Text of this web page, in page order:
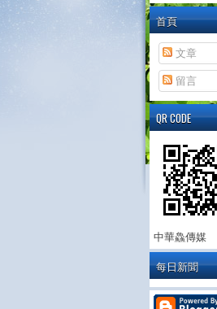
首頁
文章
留言
QR CODE
中華鱻傳媒
每日新聞